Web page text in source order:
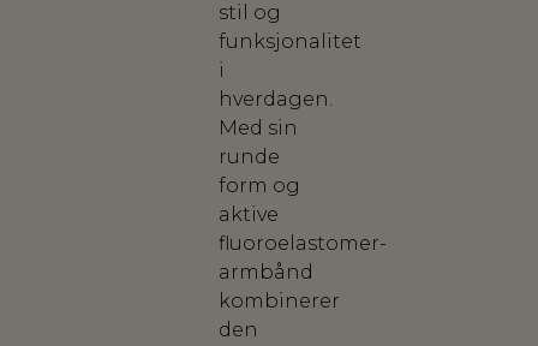
stil og
funksjonalitet
i
hverdagen.
Med sin
runde
form og
aktive
fluoroelastomer-
armbånd
kombinerer
den